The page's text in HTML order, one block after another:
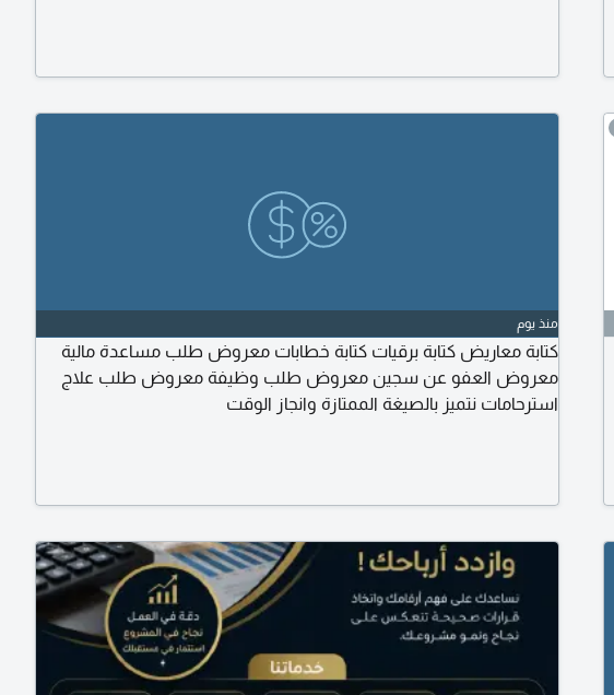
منذ يوم
كتابة معاريض كتابة برقيات كتابة خطابات معروض طلب مساعدة مالية
معروض العفو عن سجين معروض طلب وظيفة معروض طلب علاج
استرحامات نتميز بالصيغة الممتازة وانجاز الوقت